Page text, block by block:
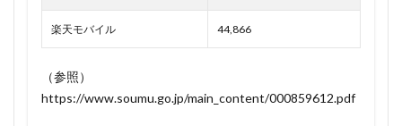
楽天モバイル 44,866
（参照）
https://www.soumu.go.jp/main_content/000859612.pdf